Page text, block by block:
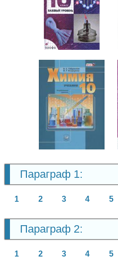
Химия
10 класс
Химия
10 класс
Параграф 1:
1 2 3 4 5
Параграф 2:
1 2 3 4 5